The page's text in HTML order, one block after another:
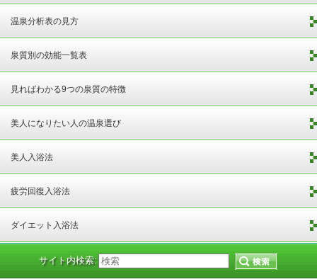
温泉分析表の見方
泉質別の効能一覧表
見ればわかる9つの泉質の特徴
美人になりたい人の温泉選び
美人入浴法
疲労回復入浴法
ダイエット入浴法
サイト内検索: